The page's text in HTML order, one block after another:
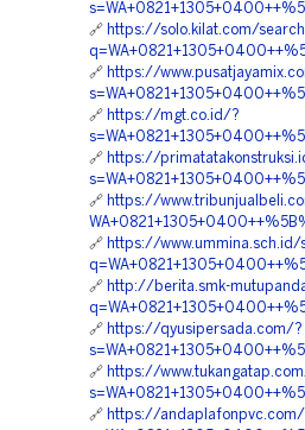
🔗 https://solo.kilat.com/
🔗 https://
🔗 https://mgt.co.id/?
🔗 https://
🔗 https://
🔗 https://www.ummina.sch.id/
🔗 http://berita.smk-
🔗 https://qyusipersada.com/?
🔗 https://
🔗 https://andaplafonpvc.com/